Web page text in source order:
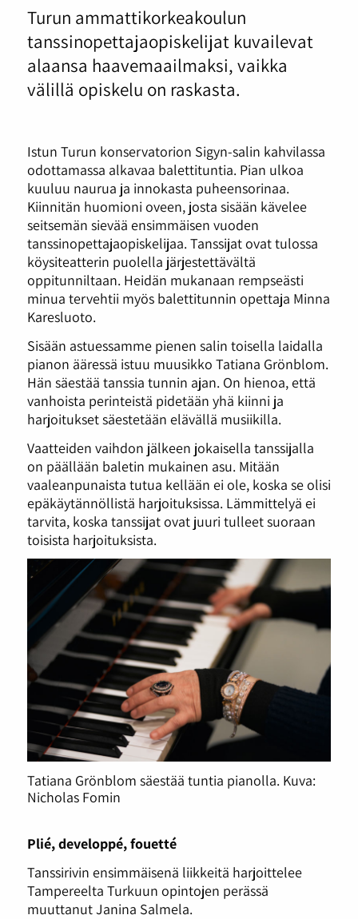
Turun ammattikorkeakoulun
tanssinopettajaopiskelijat kuvailevat
alaansa haavemaailmaksi, vaikka
välillä opiskelu on raskasta.
Istun Turun konservatorion Sigyn-salin kahvilassa
odottamassa alkavaa balettituntia. Pian ulkoa
kuuluu naurua ja innokasta puheensorinaa.
Kiinnitän huomioni oveen, josta sisään kävelee
seitsemän sievää ensimmäisen vuoden
tanssinopettajaopiskelijaa. Tanssijat ovat tulossa
köysiteatterin puolella järjestettävältä
oppitunniltaan. Heidän mukanaan rempseästi
minua tervehtii myös balettitunnin opettaja Minna
Karesluoto.
Sisään astuessamme pienen salin toisella laidalla
pianon ääressä istuu muusikko Tatiana Grönblom.
Hän säestää tanssia tunnin ajan. On hienoa, että
vanhoista perinteistä pidetään yhä kiinni ja
harjoitukset säestetään elävällä musiikilla.
Vaatteiden vaihdon jälkeen jokaisella tanssijalla
on päällään baletin mukainen asu. Mitään
vaaleanpunaista tutua kellään ei ole, koska se olisi
epäkäytännöllistä harjoituksissa. Lämmittelyä ei
tarvita, koska tanssijat ovat juuri tulleet suoraan
toisista harjoituksista.
Tatiana Grönblom säestää tuntia pianolla. Kuva:
Nicholas Fomin
Plié, developpé, fouetté
Tanssirivin ensimmäisenä liikkeitä harjoittelee
Tampereelta Turkuun opintojen perässä
muuttanut Janina Salmela.